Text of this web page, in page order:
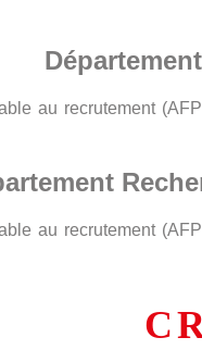
au recrutement
au recrutement